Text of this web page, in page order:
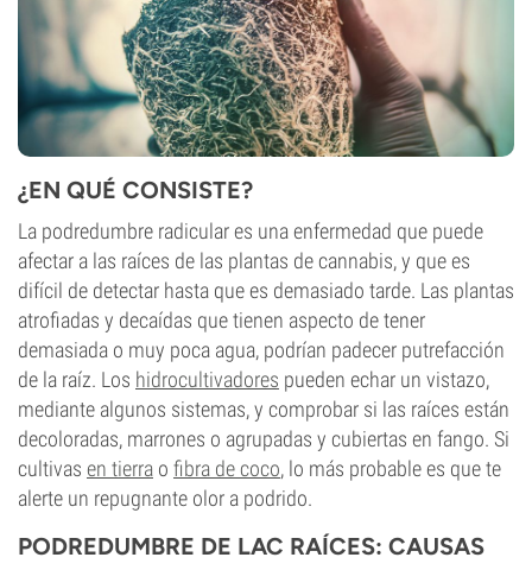
¿EN QUÉ CONSISTE?
La podredumbre radicular es una enfermedad que puede
afectar a las raíces de las plantas de cannabis, y que es
difícil de detectar hasta que es demasiado tarde. Las plantas
atrofiadas y decaídas que tienen aspecto de tener
demasiada o muy poca agua, podrían padecer putrefacción
de la raíz. Los hidrocultivadores pueden echar un vistazo,
mediante algunos sistemas, y comprobar si las raíces están
decoloradas, marrones o agrupadas y cubiertas en fango. Si
cultivas en tierra o fibra de coco, lo más probable es que te
alerte un repugnante olor a podrido.
PODREDUMBRE DE LAC RAÍCES: CAUSAS